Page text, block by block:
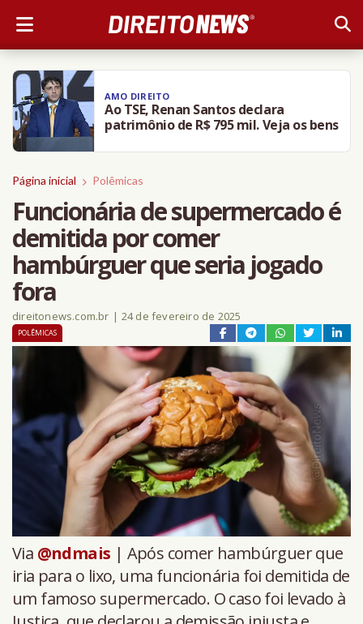
AMO DIREITO
Ao TSE, Renan Santos declara
patrimônio de R$ 795 mil. Veja os bens
Página inicial Polêmicas
Funcionária de supermercado é
demitida por comer
hambúrguer que seria jogado
fora
direitonews.com.br | 24 de fevereiro de 2025
POLÊMICAS
Via @ndmais | Após comer hambúrguer que
iria para o lixo, uma funcionária foi demitida de
um famoso supermercado. O caso foi levado à